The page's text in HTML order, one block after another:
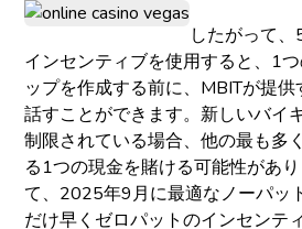
したがって
インセンティブを使用すると、1
ップを作成する前に、MBITが提
話すことができます。新しいバイ
制限されている場合、他の最も多
る1つの現金を賭ける可能性があ
て、2025年9月に最適なノーパッ
だけ早くゼロパットのインセンテ